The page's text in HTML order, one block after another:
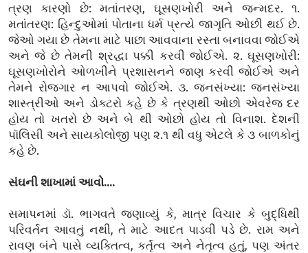
ત્રણ કારણો છે: મતાંતરણ, ઘૂસણખોરી અને જન્મદર. ૧.
મતાંતરણ: હિન્દુઓમાં પોતાના ધર્મ પ્રત્યે જાગૃતિ ઓછી થઈ છે.
જેઓ ગયા છે તેમના માટે પાછા આવવાના રસ્તા બનાવવા જોઈએ
અને જે છે તેમની શ્રદ્ધા પક્કી કરવી જોઈએ. ૨. ઘૂસણખોરી:
ઘૂસણખોરોને ઓળખીને પ્રશાસનને જાણ કરવી જોઈએ અને
તેમને રોજગાર ન આપવો જોઈએ. ૩. જનસંખ્યા: જનસંખ્યા
શાસ્ત્રીઓ અને ડોક્ટરો કહે છે કે ત્રણથી ઓછો એવરેજ દર
હોય તો ખતરો છે અને બે થી ઓછો હોય તો વિનાશ. દેશની
પૉલિસી અને સાયકોલોજી પણ ૨.૧ થી વધુ એટલે કે ૩ બાળકોનું
કહે છે.
સંઘની શાખામાં આવો....
સમાપનમાં ડૉ. ભાગવતે જણાવ્યું કે, માત્ર વિચાર કે બુદ્ધિથી
પરિવર્તન આવતું નથી, તે માટે આદત પાડવી પડે છે. રામ અને
રાવણ બંને પાસે વ્યક્તિત્વ, કર્તૃત્વ અને નેતૃત્વ હતું, પણ અંતર